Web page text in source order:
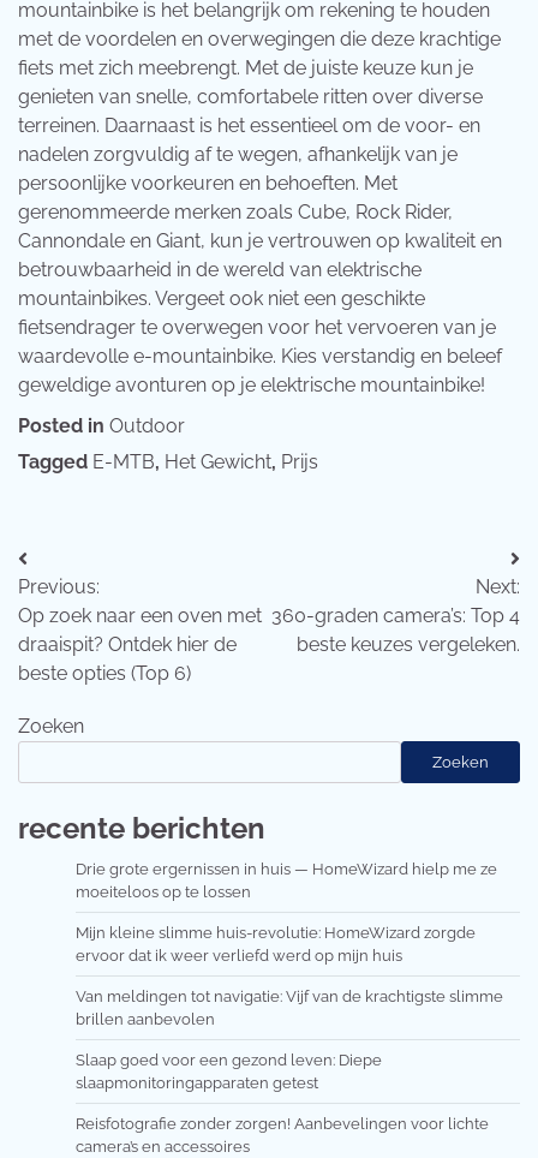
mountainbike is het belangrijk om rekening te houden
met de voordelen en overwegingen die deze krachtige
fiets met zich meebrengt. Met de juiste keuze kun je
genieten van snelle, comfortabele ritten over diverse
terreinen. Daarnaast is het essentieel om de voor- en
nadelen zorgvuldig af te wegen, afhankelijk van je
persoonlijke voorkeuren en behoeften. Met
gerenommeerde merken zoals Cube, Rock Rider,
Cannondale en Giant, kun je vertrouwen op kwaliteit en
betrouwbaarheid in de wereld van elektrische
mountainbikes. Vergeet ook niet een geschikte
fietsendrager te overwegen voor het vervoeren van je
waardevolle e-mountainbike. Kies verstandig en beleef
geweldige avonturen op je elektrische mountainbike!
Posted in Outdoor
Tagged E-MTB, Het Gewicht, Prijs
Bericht
navigatie
Previous:
Op zoek naar een oven met
draaispit? Ontdek hier de
beste opties (Top 6)
Next:
360-graden camera’s: Top 4
beste keuzes vergeleken.
Zoeken
Zoeken
recente berichten
Drie grote ergernissen in huis — HomeWizard hielp me ze
moeiteloos op te lossen
Mijn kleine slimme huis-revolutie: HomeWizard zorgde
ervoor dat ik weer verliefd werd op mijn huis
Van meldingen tot navigatie: Vijf van de krachtigste slimme
brillen aanbevolen
Slaap goed voor een gezond leven: Diepe
slaapmonitoringapparaten getest
Reisfotografie zonder zorgen! Aanbevelingen voor lichte
camera’s en accessoires